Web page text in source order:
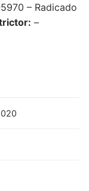
– Radicado
–